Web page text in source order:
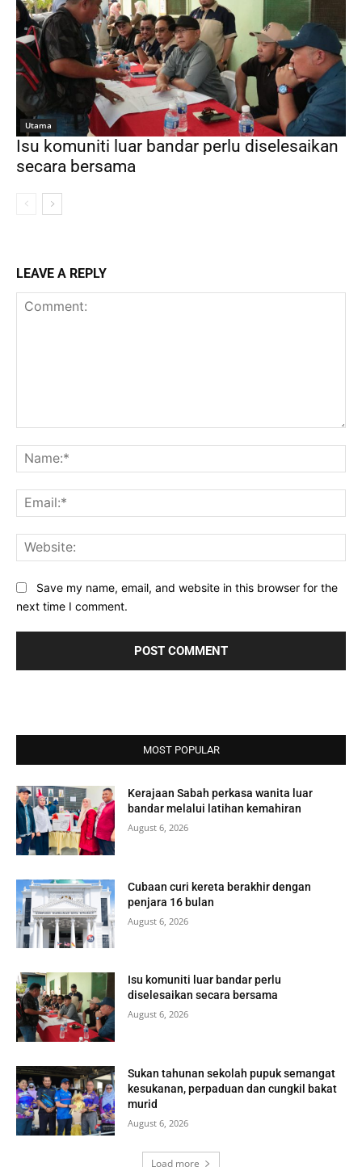
Utama
Isu komuniti luar bandar perlu diselesaikan
secara bersama
LEAVE A REPLY
Save my name, email, and website in this browser for the
next time I comment.
MOST POPULAR
Kerajaan Sabah perkasa wanita luar
bandar melalui latihan kemahiran
August 6, 2026
Cubaan curi kereta berakhir dengan
penjara 16 bulan
August 6, 2026
Isu komuniti luar bandar perlu
diselesaikan secara bersama
August 6, 2026
Sukan tahunan sekolah pupuk semangat
kesukanan, perpaduan dan cungkil bakat
murid
August 6, 2026
Load more